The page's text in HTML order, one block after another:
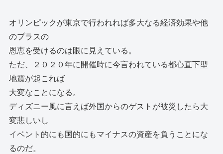
オリンピックが東京で行われれば多大なる経済効果や他
のプラスの
恩恵を受けるのは眼に見えている。
ただ、２０２０年に開催時に今言われている都心直下型
地震が起これば
大変なことになる。
ディズニー風に言えば外国からのゲストが被災したら大
変悲しいし
イベント的にも国的にもマイナスの資産を負うことにな
るのだ。